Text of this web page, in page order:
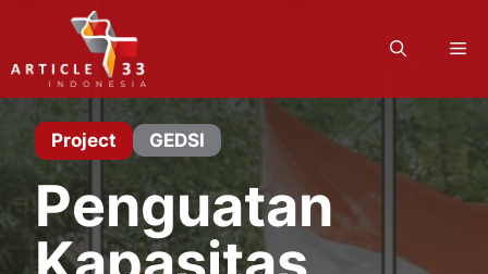
Langsung
isi
Project GEDSI
Penguatan